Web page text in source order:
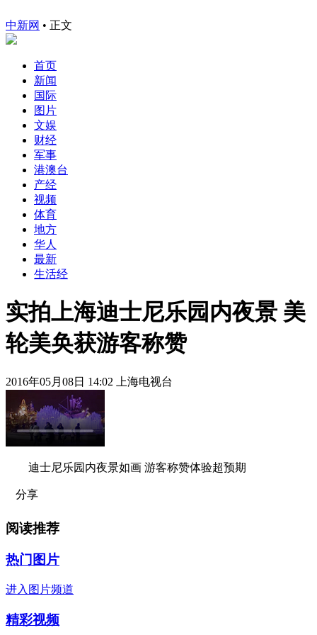
中新网 • 正文
首页
新闻
国际
图片
文娱
财经
军事
港澳台
产经
视频
体育
地方
华人
最新
生活经
实拍上海迪士尼乐园内夜景 美
轮美奂获游客称赞
2016年05月08日 14:02 上海电视台
迪士尼乐园内夜景如画 游客称赞体验超预期
分享
阅读推荐
热门图片
进入图片频道
精彩视频